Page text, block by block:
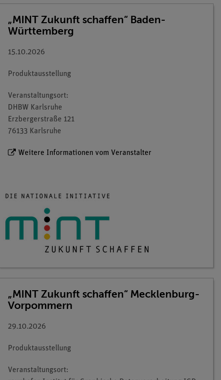
„MINT Zukunft schaffen“ Baden-
Württemberg
15.10.2026
Produktausstellung
Veranstaltungsort:
DHBW Karlsruhe
Erzbergerstraße 121
76133 Karlsruhe
Weitere Informationen vom Veranstalter
„MINT Zukunft schaffen“ Mecklenburg-
Vorpommern
29.10.2026
Produktausstellung
Veranstaltungsort: